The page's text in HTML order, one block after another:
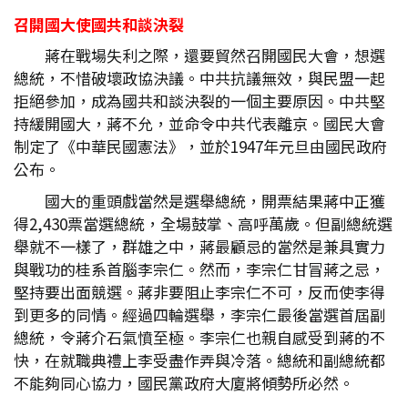
召開國大使國共和談決裂
蔣在戰場失利之際，還要貿然召開國民大會，想選
總統，不惜破壞政協決議。中共抗議無效，與民盟一起
拒絕參加，成為國共和談決裂的一個主要原因。中共堅
持緩開國大，蔣不允，並命令中共代表離京。國民大會
制定了《中華民國憲法》，並於1947年元旦由國民政府
公布。
國大的重頭戲當然是選舉總統，開票結果蔣中正獲
得2,430票當選總統，全場鼓掌、高呼萬歲。但副總統選
舉就不一樣了，群雄之中，蔣最顧忌的當然是兼具實力
與戰功的桂系首腦李宗仁。然而，李宗仁甘冒蔣之忌，
堅持要出面競選。蔣非要阻止李宗仁不可，反而使李得
到更多的同情。經過四輪選舉，李宗仁最後當選首屆副
總統，令蔣介石氣憤至極。李宗仁也親自感受到蔣的不
快，在就職典禮上李受盡作弄與冷落。總統和副總統都
不能夠同心協力，國民黨政府大廈將傾勢所必然。